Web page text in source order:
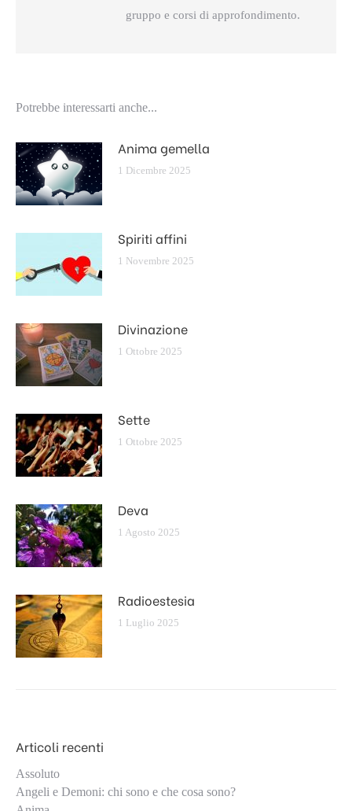
gruppo e corsi di approfondimento.
Potrebbe interessarti anche...
Anima gemella
1 Dicembre 2025
Spiriti affini
1 Novembre 2025
Divinazione
1 Ottobre 2025
Sette
1 Ottobre 2025
Deva
1 Agosto 2025
Radioestesia
1 Luglio 2025
Articoli recenti
Assoluto
Angeli e Demoni: chi sono e che cosa sono?